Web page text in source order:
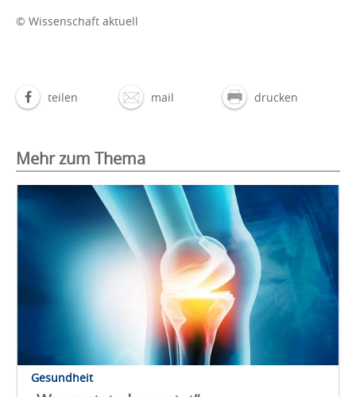
© Wissenschaft aktuell
teilen mail drucken
Mehr zum Thema
Gesundheit